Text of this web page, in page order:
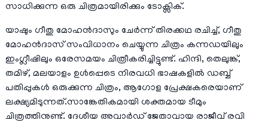
സാധിക്കുന്ന ഒരു ചിത്രമായിരിക്കും ടോക്സിക്.
യാഷും ഗീതു മോഹൻദാസും ചേർന്ന് തിരക്കഥ രചിച്ച്, ഗീതു
മോഹൻദാസ് സംവിധാനം ചെയ്യുന്ന ചിത്രം കന്നഡയിലും
ഇംഗ്ലീഷിലും ഒരേസമയം ചിത്രീകരിച്ചിട്ടുണ്ട്. ഹിന്ദി, തെലുങ്ക്,
തമിഴ്, മലയാളം ഉൾപ്പെടെ നിരവധി ഭാഷകളിൽ ഡബ്ബ്
പതിപ്പുകൾ ഒരുക്കുന്ന ചിത്രം, ആഗോള പ്രേക്ഷകരെയാണ്
ലക്ഷ്യമിടുന്നത്.സാങ്കേതികമായി ശക്തമായ ടീമും
ചിത്രത്തിനുണ്ട്. ദേശീയ അവാർഡ് ജേതാവായ രാജീവ് രവി